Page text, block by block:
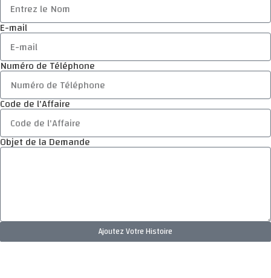
E-mail
Numéro de Téléphone
Code de l'Affaire
Objet de la Demande
Ajoutez Votre Histoire